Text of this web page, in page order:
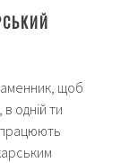
щоб
одній ти